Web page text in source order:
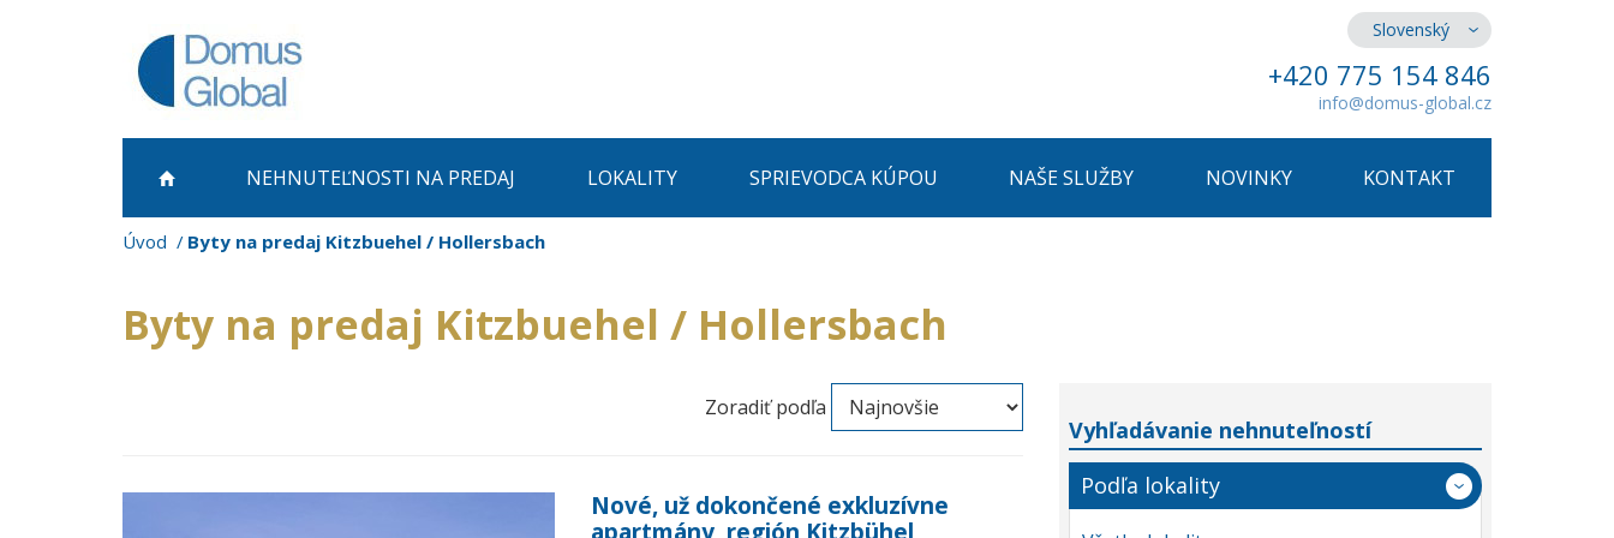
Slovenský
+420 775 154 846
info@domus-global.cz
NEHNUTEĽNOSTI NA PREDAJ LOKALITY SPRIEVODCA KÚPOU NAŠE SLUŽBY NOVINKY KONTAKT
Úvod Byty na predaj Kitzbuehel / Hollersbach
Byty na predaj Kitzbuehel / Hollersbach
Zoradiť podľa
Nové, už dokončené exkluzívne
Vyhľadávanie nehnuteľností
Podľa lokality